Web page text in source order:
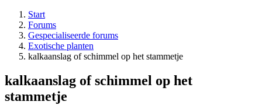
Start
Forums
Gespecialiseerde forums
Exotische planten
kalkaanslag of schimmel op het stammetje
kalkaanslag of schimmel op het
stammetje